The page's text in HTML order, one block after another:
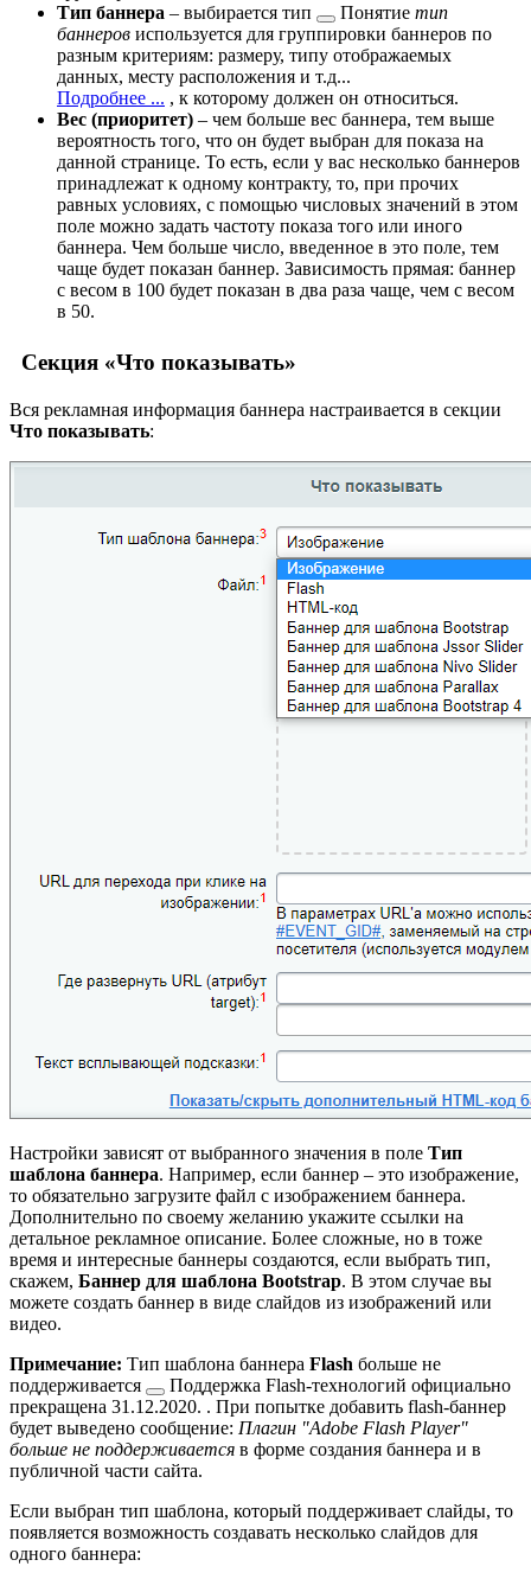
Тип баннера – выбирается тип Понятие тип
баннеров используется для группировки баннеров по
разным критериям: размеру, типу отображаемых
данных, месту расположения и т.д...
Подробнее ... , к которому должен он относиться.
Вес (приоритет) – чем больше вес баннера, тем выше
вероятность того, что он будет выбран для показа на
данной странице. То есть, если у вас несколько баннеров
принадлежат к одному контракту, то, при прочих
равных условиях, с помощью числовых значений в этом
поле можно задать частоту показа того или иного
баннера. Чем больше число, введенное в это поле, тем
чаще будет показан баннер. Зависимость прямая: баннер
с весом в 100 будет показан в два раза чаще, чем с весом
в 50.
Секция «Что показывать»
Вся рекламная информация баннера настраивается в секции
Что показывать:
Настройки зависят от выбранного значения в поле Тип
шаблона баннера. Например, если баннер – это изображение,
то обязательно загрузите файл с изображением баннера.
Дополнительно по своему желанию укажите ссылки на
детальное рекламное описание. Более сложные, но в тоже
время и интересные баннеры создаются, если выбрать тип,
скажем, Баннер для шаблона Bootstrap. В этом случае вы
можете создать баннер в виде слайдов из изображений или
видео.
Примечание: Тип шаблона баннера Flash больше не
поддерживается
Поддержка Flash-технологий официально
прекращена 31.12.2020. . При попытке добавить flash-баннер
будет выведено сообщение: Плагин "Adobe Flash Player"
больше не поддерживается в форме создания баннера и в
публичной части сайта.
Если выбран тип шаблона, который поддерживает слайды, то
появляется возможность создавать несколько слайдов для
одного баннера: